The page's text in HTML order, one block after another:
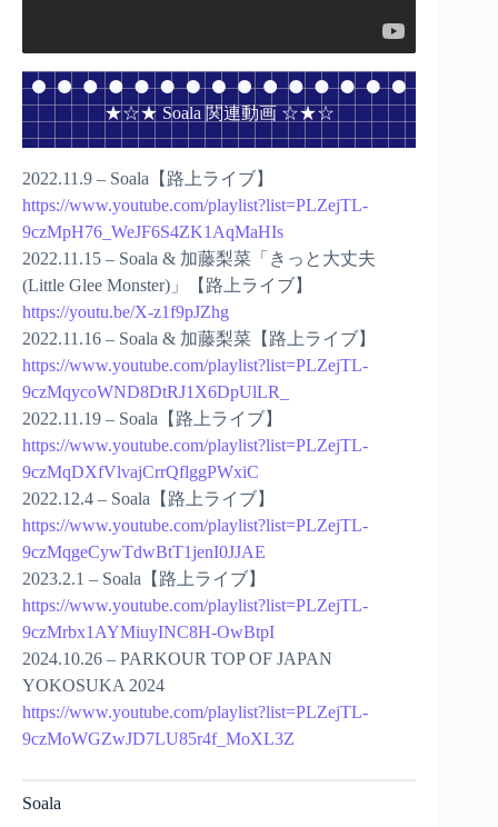
★☆★ Soala 関連動画 ☆★☆
2022.11.9 – Soala【路上ライブ】
https://www.youtube.com/playlist?list=PLZejTL-
9czMpH76_WeJF6S4ZK1AqMaHIs
2022.11.15 – Soala & 加藤梨菜「きっと大丈夫
(Little Glee Monster)」【路上ライブ】
https://youtu.be/X-z1f9pJZhg
2022.11.16 – Soala & 加藤梨菜【路上ライブ】
https://www.youtube.com/playlist?list=PLZejTL-
9czMqycoWND8DtRJ1X6DpUlLR_
2022.11.19 – Soala【路上ライブ】
https://www.youtube.com/playlist?list=PLZejTL-
9czMqDXfVlvajCrrQflggPWxiC
2022.12.4 – Soala【路上ライブ】
https://www.youtube.com/playlist?list=PLZejTL-
9czMqgeCywTdwBtT1jenI0JJAE
2023.2.1 – Soala【路上ライブ】
https://www.youtube.com/playlist?list=PLZejTL-
9czMrbx1AYMiuyINC8H-OwBtpI
2024.10.26 – PARKOUR TOP OF JAPAN
YOKOSUKA 2024
https://www.youtube.com/playlist?list=PLZejTL-
9czMoWGZwJD7LU85r4f_MoXL3Z
Soala